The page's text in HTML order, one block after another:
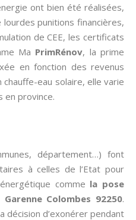
ont bien été réalisées,
punitions financières,
de CEE, les certificats
Ma PrimRénov, la prime
en fonction des revenus
chauffe-eau solaire, elle varie
en province.
département…) font
à celles de l’Etat pour
comme la pose
Colombes 92250.
décision d’exonérer pendant